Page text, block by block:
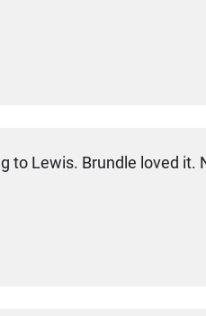
to Lewis. Brundle loved